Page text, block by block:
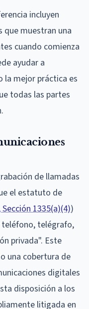
incluyen
que muestran una
cuando comienza
ayudar a
la mejor práctica es
todas las partes
de llamadas
el estatuto de
1335(a)(4))
teléfono, telégrafo,
privada". Este
una cobertura de
digitales
disposición a los
litigada en